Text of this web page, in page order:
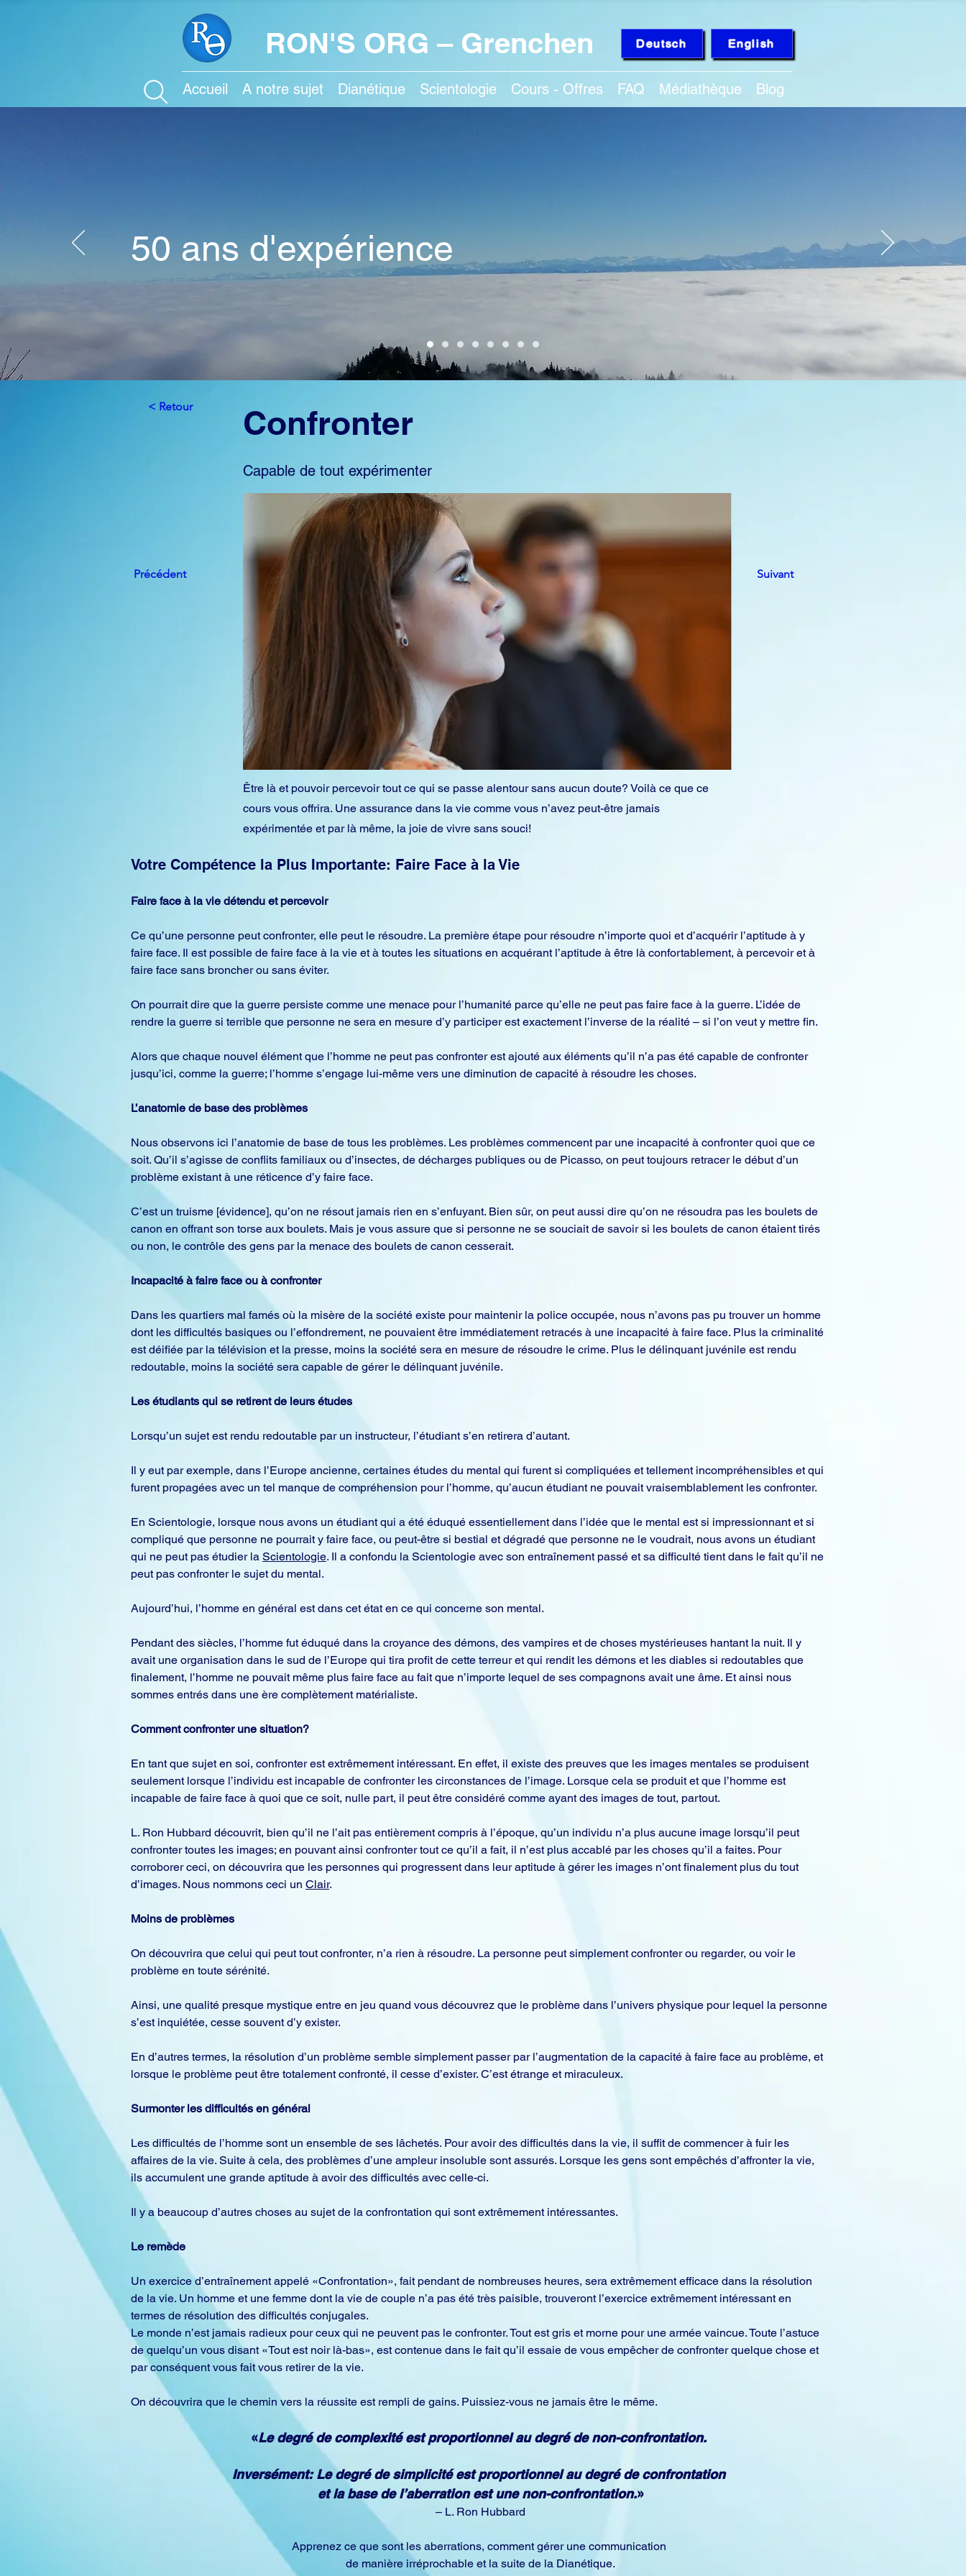
RON'S ORG – Grenchen Deutsch English
Accueil A notre sujet Dianétique Scientologie Cours - Offres FAQ Médiathèque Blog
50 ans d'expérience
< Retour Confronter
Capable de tout expérimenter
Précédent Suivant
Être là et pouvoir percevoir tout ce qui se passe alentour sans aucun doute? Voilà ce que ce
cours vous offrira. Une assurance dans la vie comme vous n’avez peut-être jamais
expérimentée et par là même, la joie de vivre sans souci!
Votre Compétence la Plus Importante: Faire Face à la Vie
Faire face à la vie détendu et percevoir
Ce qu’une personne peut confronter, elle peut le résoudre. La première étape pour résoudre n’importe quoi et d’acquérir l’aptitude à y
faire face. Il est possible de faire face à la vie et à toutes les situations en acquérant l’aptitude à être là confortablement, à percevoir et à
faire face sans broncher ou sans éviter.
On pourrait dire que la guerre persiste comme une menace pour l’humanité parce qu’elle ne peut pas faire face à la guerre. L’idée de
rendre la guerre si terrible que personne ne sera en mesure d’y participer est exactement l’inverse de la réalité – si l’on veut y mettre fin.
Alors que chaque nouvel élément que l’homme ne peut pas confronter est ajouté aux éléments qu’il n’a pas été capable de confronter
jusqu’ici, comme la guerre; l’homme s’engage lui-même vers une diminution de capacité à résoudre les choses.
L’anatomie de base des problèmes
Nous observons ici l’anatomie de base de tous les problèmes. Les problèmes commencent par une incapacité à confronter quoi que ce
soit. Qu’il s’agisse de conflits familiaux ou d’insectes, de décharges publiques ou de Picasso, on peut toujours retracer le début d’un
problème existant à une réticence d’y faire face.
C’est un truisme [évidence], qu’on ne résout jamais rien en s’enfuyant. Bien sûr, on peut aussi dire qu’on ne résoudra pas les boulets de
canon en offrant son torse aux boulets. Mais je vous assure que si personne ne se souciait de savoir si les boulets de canon étaient tirés
ou non, le contrôle des gens par la menace des boulets de canon cesserait.
Incapacité à faire face ou à confronter
Dans les quartiers mal famés où la misère de la société existe pour maintenir la police occupée, nous n’avons pas pu trouver un homme
dont les difficultés basiques ou l’effondrement, ne pouvaient être immédiatement retracés à une incapacité à faire face. Plus la criminalité
est déifiée par la télévision et la presse, moins la société sera en mesure de résoudre le crime. Plus le délinquant juvénile est rendu
redoutable, moins la société sera capable de gérer le délinquant juvénile.
Les étudiants qui se retirent de leurs études
Lorsqu’un sujet est rendu redoutable par un instructeur, l’étudiant s’en retirera d’autant.
Il y eut par exemple, dans l’Europe ancienne, certaines études du mental qui furent si compliquées et tellement incompréhensibles et qui
furent propagées avec un tel manque de compréhension pour l’homme, qu’aucun étudiant ne pouvait vraisemblablement les confronter.
En Scientologie, lorsque nous avons un étudiant qui a été éduqué essentiellement dans l’idée que le mental est si impressionnant et si
compliqué que personne ne pourrait y faire face, ou peut-être si bestial et dégradé que personne ne le voudrait, nous avons un étudiant
qui ne peut pas étudier la Scientologie. Il a confondu la Scientologie avec son entraînement passé et sa difficulté tient dans le fait qu’il ne
peut pas confronter le sujet du mental.
Aujourd’hui, l’homme en général est dans cet état en ce qui concerne son mental.
Pendant des siècles, l’homme fut éduqué dans la croyance des démons, des vampires et de choses mystérieuses hantant la nuit. Il y
avait une organisation dans le sud de l’Europe qui tira profit de cette terreur et qui rendit les démons et les diables si redoutables que
finalement, l’homme ne pouvait même plus faire face au fait que n’importe lequel de ses compagnons avait une âme. Et ainsi nous
sommes entrés dans une ère complètement matérialiste.
Comment confronter une situation?
En tant que sujet en soi, confronter est extrêmement intéressant. En effet, il existe des preuves que les images mentales se produisent
seulement lorsque l’individu est incapable de confronter les circonstances de l’image. Lorsque cela se produit et que l’homme est
incapable de faire face à quoi que ce soit, nulle part, il peut être considéré comme ayant des images de tout, partout.
L. Ron Hubbard découvrit, bien qu’il ne l’ait pas entièrement compris à l’époque, qu’un individu n’a plus aucune image lorsqu’il peut
confronter toutes les images; en pouvant ainsi confronter tout ce qu’il a fait, il n’est plus accablé par les choses qu’il a faites. Pour
corroborer ceci, on découvrira que les personnes qui progressent dans leur aptitude à gérer les images n’ont finalement plus du tout
d’images. Nous nommons ceci un Clair.
Moins de problèmes
On découvrira que celui qui peut tout confronter, n’a rien à résoudre. La personne peut simplement confronter ou regarder, ou voir le
problème en toute sérénité.
Ainsi, une qualité presque mystique entre en jeu quand vous découvrez que le problème dans l’univers physique pour lequel la personne
s’est inquiétée, cesse souvent d’y exister.
En d’autres termes, la résolution d’un problème semble simplement passer par l’augmentation de la capacité à faire face au problème, et
lorsque le problème peut être totalement confronté, il cesse d’exister. C’est étrange et miraculeux.
Surmonter les difficultés en général
Les difficultés de l’homme sont un ensemble de ses lâchetés. Pour avoir des difficultés dans la vie, il suffit de commencer à fuir les
affaires de la vie. Suite à cela, des problèmes d’une ampleur insoluble sont assurés. Lorsque les gens sont empêchés d’affronter la vie,
ils accumulent une grande aptitude à avoir des difficultés avec celle-ci.
Il y a beaucoup d’autres choses au sujet de la confrontation qui sont extrêmement intéressantes.
Le remède
Un exercice d’entraînement appelé «Confrontation», fait pendant de nombreuses heures, sera extrêmement efficace dans la résolution
de la vie. Un homme et une femme dont la vie de couple n’a pas été très paisible, trouveront l’exercice extrêmement intéressant en
termes de résolution des difficultés conjugales.
Le monde n’est jamais radieux pour ceux qui ne peuvent pas le confronter. Tout est gris et morne pour une armée vaincue. Toute l’astuce
de quelqu’un vous disant «Tout est noir là-bas», est contenue dans le fait qu’il essaie de vous empêcher de confronter quelque chose et
par conséquent vous fait vous retirer de la vie.
On découvrira que le chemin vers la réussite est rempli de gains. Puissiez-vous ne jamais être le même.
«Le degré de complexité est proportionnel au degré de non-confrontation.
Inversément: Le degré de simplicité est proportionnel au degré de confrontation
et la base de l’aberration est une non-confrontation.»
– L. Ron Hubbard
Apprenez ce que sont les aberrations, comment gérer une communication
de manière irréprochable et la suite de la Dianétique.